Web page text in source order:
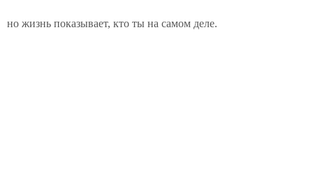
но жизнь показывает, кто ты на самом деле.